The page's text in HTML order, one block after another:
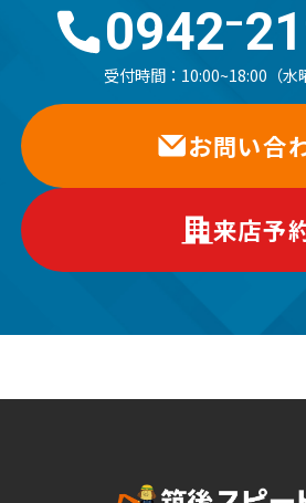
受付時間： 10:00~18:00（水
お問い合
来店予